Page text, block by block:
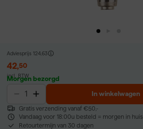
Adviesprijs 124,63
42,50
incl. BTW
Morgen bezorgd
In winkelwagen
Gratis verzending vanaf €50,-
Vandaag voor 18:00u besteld = morgen in huis
Retourtermijn van 30 dagen